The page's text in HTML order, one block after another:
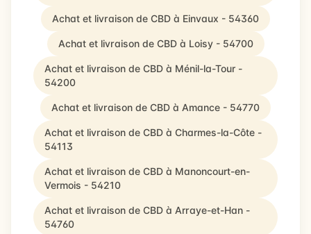
Achat et livraison de CBD à Einvaux - 54360
Achat et livraison de CBD à Loisy - 54700
Achat et livraison de CBD à Ménil-la-Tour -
54200
Achat et livraison de CBD à Amance - 54770
Achat et livraison de CBD à Charmes-la-Côte -
54113
Achat et livraison de CBD à Manoncourt-en-
Vermois - 54210
Achat et livraison de CBD à Arraye-et-Han -
54760